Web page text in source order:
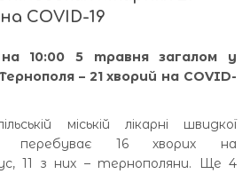
COVID-19
10:00 5 травня загалом у
– 21 хворий на COVID-
міській лікарні швидкої
перебуває 16 хворих на
11 з них – тернополяни. Ще 4